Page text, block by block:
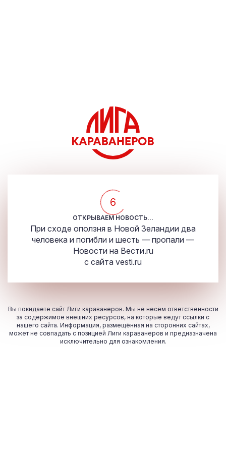
5
ОТКРЫВАЕМ НОВОСТЬ...
При сходе оползня в Новой Зеландии два
человека и погибли и шесть — пропали —
Новости на Вести.ru
с сайта vesti.ru
Вы покидаете сайт Лиги караванеров. Мы не несём ответственности
за содержимое внешних ресурсов, на которые ведут ссылки с
нашего сайта. Информация, размещённая на сторонних сайтах,
может не совпадать с позицией Лиги караванеров и предназначена
исключительно для ознакомления.